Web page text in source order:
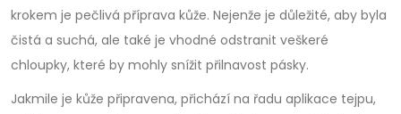
krokem je pečlivá příprava kůže. Nejenže je důležité, aby byla
čistá a suchá, ale také je vhodné odstranit veškeré
chloupky, které by mohly snížit přilnavost pásky.
Jakmile je kůže připravena, přichází na řadu aplikace tejpu,